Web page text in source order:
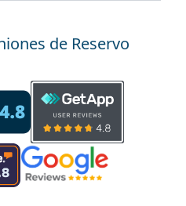
de Reservo